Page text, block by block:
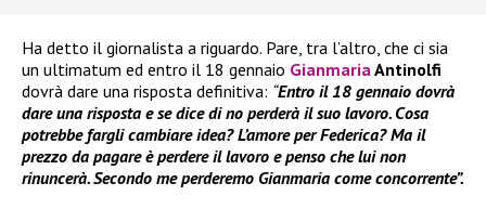
Ha detto il giornalista a riguardo. Pare, tra l’altro, che ci sia
un ultimatum ed entro il 18 gennaio GianmariaAntinolfi
dovrà dare una risposta definitiva: “Entro il 18 gennaio dovrà
dare una risposta e se dice di no perderà il suo lavoro. Cosa
potrebbe fargli cambiare idea? L’amore per Federica? Ma il
prezzo da pagare è perdere il lavoro e penso che lui non
rinuncerà. Secondo me perderemo Gianmaria come concorrente”.